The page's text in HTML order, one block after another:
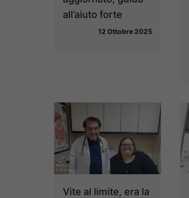
all’aiuto forte
12 Ottobre 2025
Vite al limite, era la